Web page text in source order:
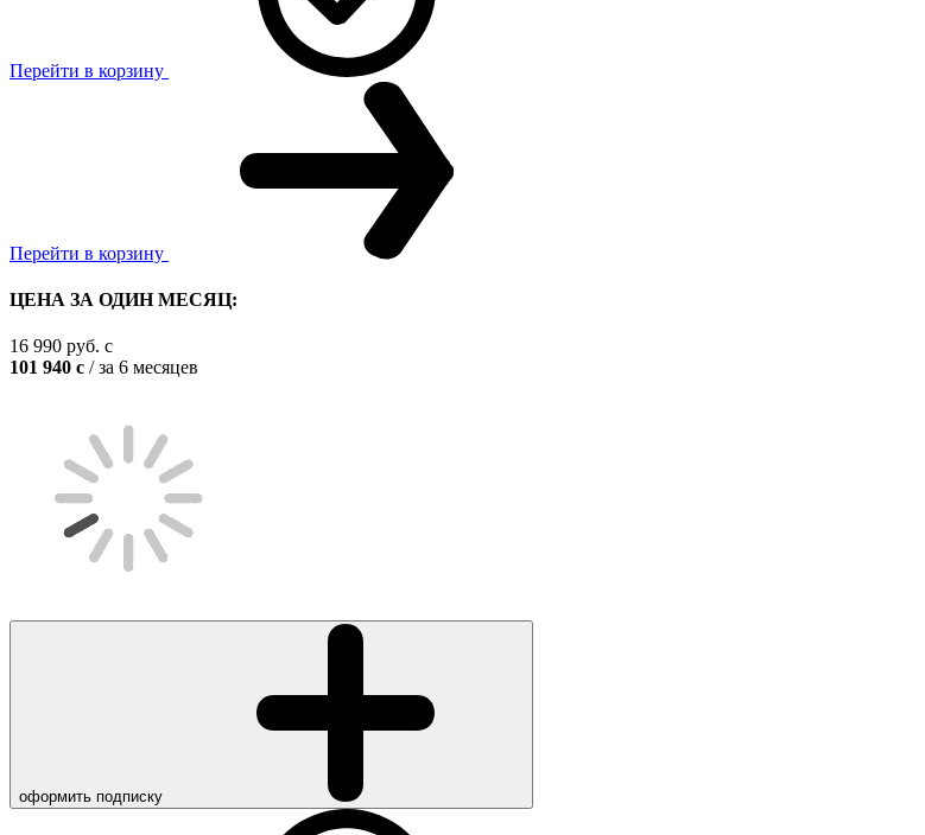
Перейти в корзину
Перейти в корзину
ЦЕНА ЗА ОДИН МЕСЯЦ:
16 990 руб. c
101 940 c / за 6 месяцев
оформить подписку